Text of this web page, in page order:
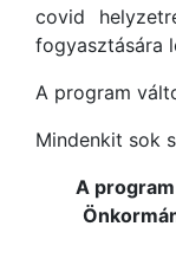
covid
fogyasztására
A program
Mindenkit sok
A